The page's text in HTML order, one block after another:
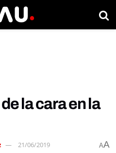
la cara en la
21/06/2019 AA